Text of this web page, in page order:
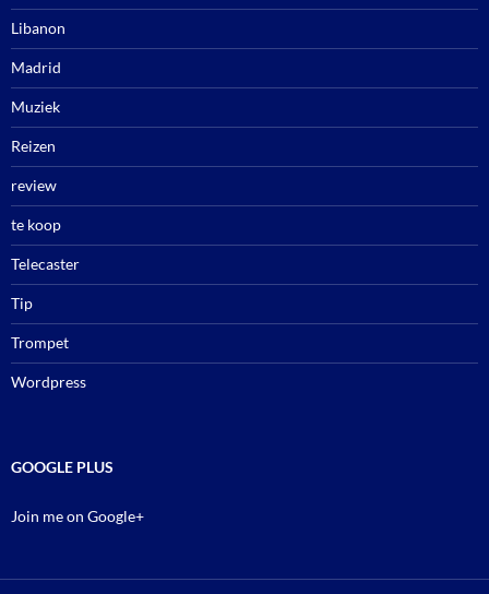
Libanon
Madrid
Muziek
Reizen
review
te koop
Telecaster
Tip
Trompet
Wordpress
GOOGLE PLUS
Join me on Google+